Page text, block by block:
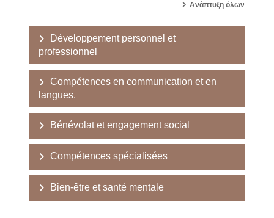
Ανάπτυξη όλων
Développement personnel et
professionnel
Compétences en communication et en
langues.
Bénévolat et engagement social
Compétences spécialisées
Bien-être et santé mentale